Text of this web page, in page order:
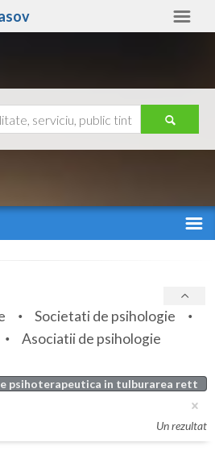
Ajutor
Societati de psihologie
Asociatii de psihologie
psihoterapeutica in tulburarea rett
Un rezultat